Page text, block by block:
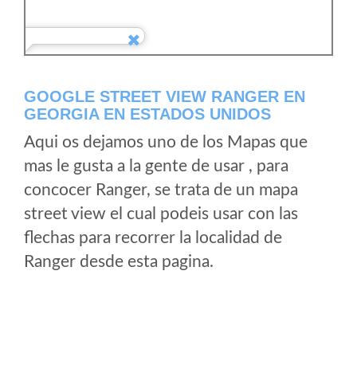
GOOGLE STREET VIEW RANGER EN
GEORGIA EN ESTADOS UNIDOS
Aqui os dejamos uno de los Mapas que
mas le gusta a la gente de usar , para
concocer Ranger, se trata de un mapa
street view el cual podeis usar con las
flechas para recorrer la localidad de
Ranger desde esta pagina.